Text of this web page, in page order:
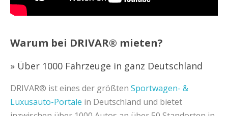
Warum bei DRIVAR® mieten?
» Über 1000 Fahrzeuge in ganz Deutschland
DRIVAR® ist eines der größten Sportwagen- &
Luxusauto-Portale in Deutschland und bietet